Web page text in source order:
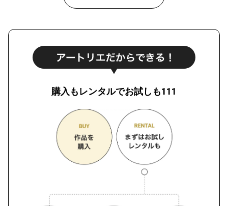
購入もレンタルでお試しも111